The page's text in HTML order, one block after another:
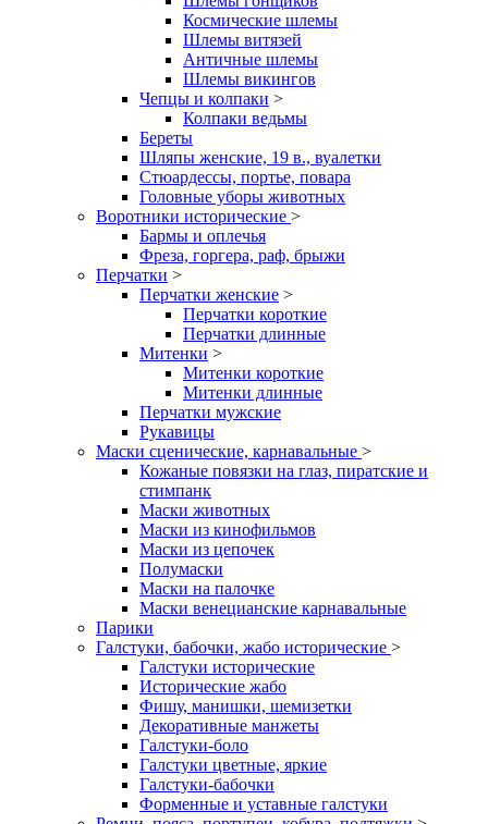
Космические шлемы
Шлемы витязей
Античные шлемы
Шлемы викингов
Чепцы и колпаки >
Колпаки ведьмы
Береты
Шляпы женские, 19 в., вуалетки
Стюардессы, портье, повара
Головные уборы животных
Воротники исторические >
Бармы и оплечья
Фреза, горгера, раф, брыжи
Перчатки >
Перчатки женские >
Перчатки короткие
Перчатки длинные
Митенки >
Митенки короткие
Митенки длинные
Перчатки мужские
Рукавицы
Маски сценические, карнавальные >
Кожаные повязки на глаз, пиратские и
стимпанк
Маски животных
Маски из кинофильмов
Маски из цепочек
Полумаски
Маски на палочке
Маски венецианские карнавальные
Парики
Галстуки, бабочки, жабо исторические >
Галстуки исторические
Исторические жабо
Фишу, манишки, шемизетки
Декоративные манжеты
Галстуки-боло
Галстуки цветные, яркие
Галстуки-бабочки
Форменные и уставные галстуки